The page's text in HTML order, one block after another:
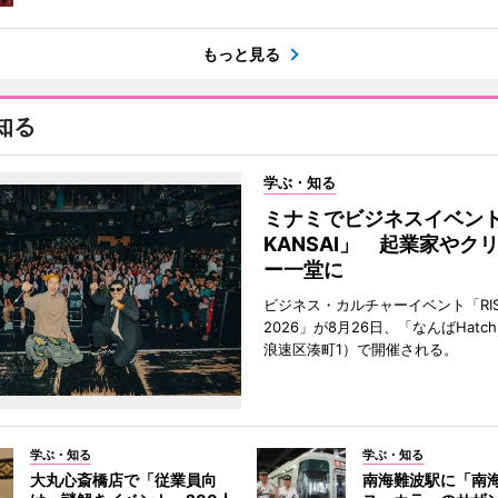
もっと見る
る
学ぶ・知る
ミナミでビジネスイベン
KANSAI」 起業家やク
ー一堂に
ビジネス・カルチャーイベント「
2026」が8月26日、「なんば
浪速区湊町1）で開催される。
学ぶ・知る
大丸心斎橋店で「従業員向
学ぶ・知る
南海難波駅に「南